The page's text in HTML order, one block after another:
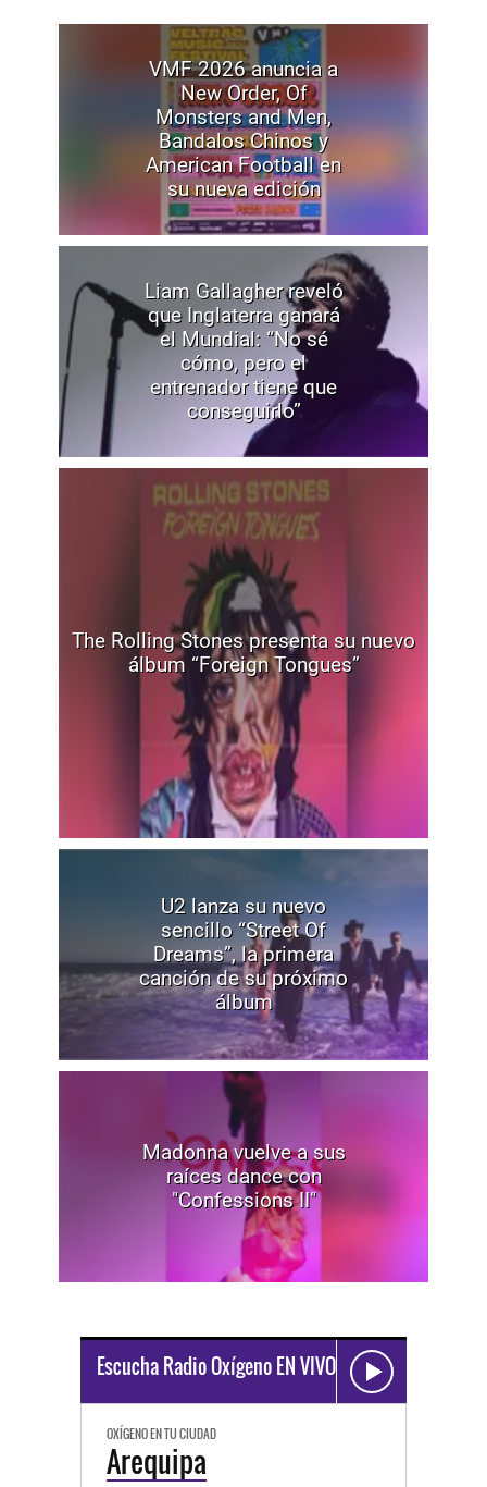
VMF 2026 anuncia a
New Order, Of
Monsters and Men,
Bandalos Chinos y
American Football en
su nueva edición
Liam Gallagher reveló
que Inglaterra ganará
el Mundial: “No sé
cómo, pero el
entrenador tiene que
conseguirlo”
The Rolling Stones presenta su nuevo
álbum “Foreign Tongues”
U2 lanza su nuevo
sencillo “Street Of
Dreams”, la primera
canción de su próximo
álbum
Madonna vuelve a sus
raíces dance con
"Confessions II"
Escucha Radio Oxígeno EN VIVO
OXÍGENO EN TU CIUDAD
Arequipa